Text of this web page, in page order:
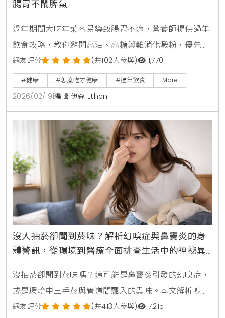
腸胃不鬧脾氣
過年期間大吃年菜容易導致腸胃不適，營養師提供過年
飲食攻略，教你避開高油、高糖與難消化澱粉，優先選
擇原型食物並控制份量。掌握正確的飲食原則與食材替
代方案，預防消化不良與胃食道逆流，讓你健康過好
年。
網友評分 (共102人參與) 1,770
#健康 #怎麼吃才健康 #過年飲食 More
2026/02/19 編輯 伊森 Ethan
沒人抽菸卻聞到菸味？解析幻嗅症與鼻竇炎的身
體警訊，從環境到醫療全面排查生活中的神祕異
味來源
沒抽菸卻聞到菸味嗎？這可能是鼻竇炎引發的幻嗅症，
或是環境中三手菸與管道間飄入的異味。本文解析嗅覺
異常的原因與排查方法，教您檢查排水孔與清潔家具，
網友評分 (共413人參與) 7,215